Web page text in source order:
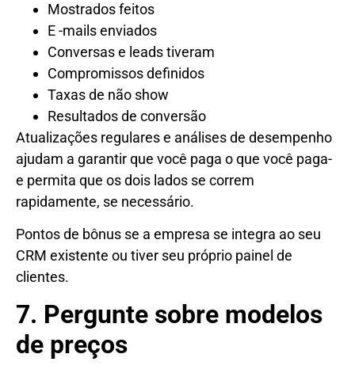
Mostrados feitos
E -mails enviados
Conversas e leads tiveram
Compromissos definidos
Taxas de não show
Resultados de conversão
Atualizações regulares e análises de desempenho
ajudam a garantir que você paga o que você paga-
e permita que os dois lados se correm
rapidamente, se necessário.
Pontos de bônus se a empresa se integra ao seu
CRM existente ou tiver seu próprio painel de
clientes.
7. Pergunte sobre modelos
de preços